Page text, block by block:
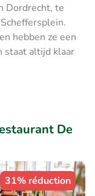
Dordrecht, te
hebben ze een
staat altijd klaar
De
31% réduction